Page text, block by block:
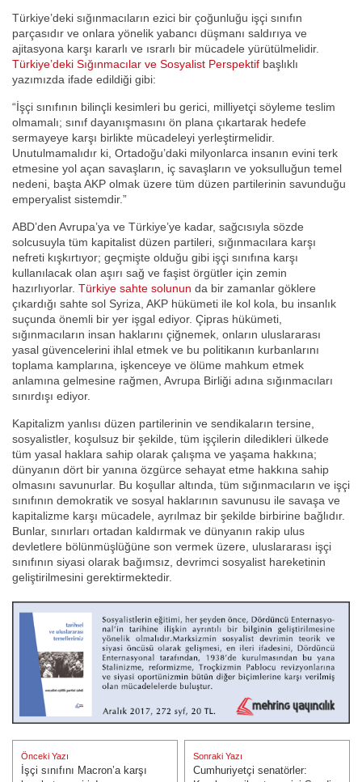
Türkiye’deki sığınmacıların ezici bir çoğunluğu işçi sınıfın
parçasıdır ve onlara yönelik yabancı düşmanı saldırıya ve
ajitasyona karşı kararlı ve ısrarlı bir mücadele yürütülmelidir.
Türkiye’deki Sığınmacılar ve Sosyalist Perspektif başlıklı
yazımızda ifade edildiği gibi:
“İşçi sınıfının bilinçli kesimleri bu gerici, milliyetçi söyleme teslim
olmamalı; sınıf dayanışmasını ön plana çıkartarak hedefe
sermayeye karşı birlikte mücadeleyi yerleştirmelidir.
Unutulmamalıdır ki, Ortadoğu’daki milyonlarca insanın evini terk
etmesine yol açan savaşların, iç savaşların ve yoksulluğun temel
nedeni, başta AKP olmak üzere tüm düzen partilerinin savunduğu
emperyalist sistemdir.”
ABD’den Avrupa’ya ve Türkiye’ye kadar, sağcısıyla sözde
solcusuyla tüm kapitalist düzen partileri, sığınmacılara karşı
nefreti kışkırtıyor; geçmişte olduğu gibi işçi sınıfına karşı
kullanılacak olan aşırı sağ ve faşist örgütler için zemin
hazırlıyorlar. Türkiye sahte solunun da bir zamanlar göklere
çıkardığı sahte sol Syriza, AKP hükümeti ile kol kola, bu insanlık
suçunda önemli bir yer işgal ediyor. Çipras hükümeti,
sığınmacıların insan haklarını çiğnemek, onların uluslararası
yasal güvencelerini ihlal etmek ve bu politikanın kurbanlarını
toplama kamplarına, işkenceye ve ölüme mahkum etmek
anlamına gelmesine rağmen, Avrupa Birliği adına sığınmacıları
sınırdışı ediyor.
Kapitalizm yanlısı düzen partilerinin ve sendikaların tersine,
sosyalistler, koşulsuz bir şekilde, tüm işçilerin diledikleri ülkede
tüm yasal haklara sahip olarak çalışma ve yaşama hakkına;
dünyanın dört bir yanına özgürce sehayat etme hakkına sahip
olmasını savunurlar. Bu koşullar altında, tüm sığınmacıların ve işçi
sınıfının demokratik ve sosyal haklarının savunusu ile savaşa ve
kapitalizme karşı mücadele, ayrılmaz bir şekilde birbirine bağlıdır.
Bunlar, sınırları ortadan kaldırmak ve dünyanın rakip ulus
devletlere bölünmüşlüğüne son vermek üzere, uluslararası işçi
sınıfının siyasi olarak bağımsız, devrimci sosyalist hareketinin
geliştirilmesini gerektirmektedir.
Yazı
gezinmesi
Önceki Yazı
Önceki Yazı:
İşçi sınıfını Macron’a karşı
Sonraki Yazı
Sonraki Yazı:
Cumhuriyetçi senatörler: